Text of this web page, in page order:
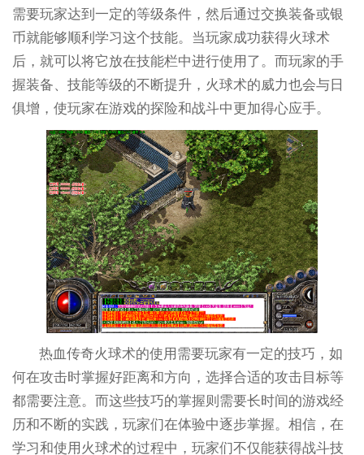
需要玩家达到一定的等级条件，然后通过交换装备或银
币就能够顺利学习这个技能。当玩家成功获得火球术
后，就可以将它放在技能栏中进行使用了。而玩家的手
握装备、技能等级的不断提升，火球术的威力也会与日
俱增，使玩家在游戏的探险和战斗中更加得心应手。
热血传奇火球术的使用需要玩家有一定的技巧，如
何在攻击时掌握好距离和方向，选择合适的攻击目标等
都需要注意。而这些技巧的掌握则需要长时间的游戏经
历和不断的实践，玩家们在体验中逐步掌握。相信，在
学习和使用火球术的过程中，玩家们不仅能获得战斗技